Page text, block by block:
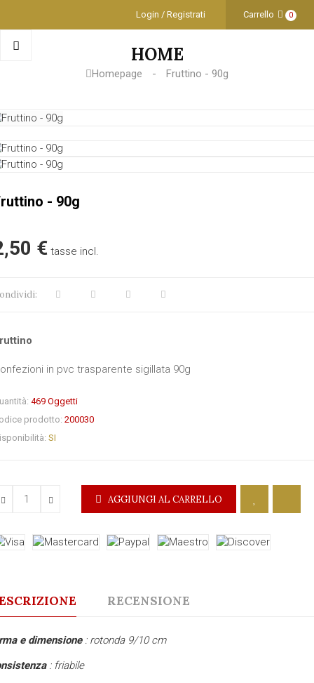
Login / Registrati Carrello 0
HOME
Homepage Fruttino - 90g
- 90g
€ tasse incl.
in pvc trasparente sigillata 90g
469 Oggetti
prodotto: 200030
SI
AGGIUNGI AL CARRELLO
RECENSIONE
e dimensione : rotonda 9/10 cm
: friabile